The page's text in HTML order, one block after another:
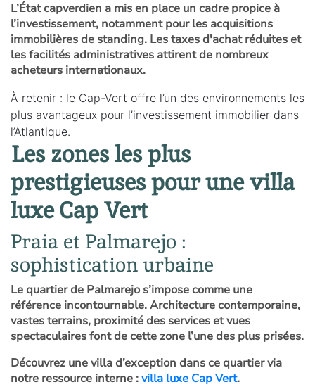
L’État capverdien a mis en place un cadre propice à
l’investissement, notamment pour les acquisitions
immobilières de standing. Les taxes d'achat réduites et
les facilités administratives attirent de nombreux
acheteurs internationaux.
À retenir : le Cap-Vert offre l’un des environnements les
plus avantageux pour l’investissement immobilier dans
l’Atlantique.
Les zones les plus
prestigieuses pour une villa
luxe Cap Vert
Praia et Palmarejo :
sophistication urbaine
Le quartier de Palmarejo s’impose comme une
référence incontournable. Architecture contemporaine,
vastes terrains, proximité des services et vues
spectaculaires font de cette zone l’une des plus prisées.
Découvrez une villa d’exception dans ce quartier via
notre ressource interne :villa luxe Cap Vert.